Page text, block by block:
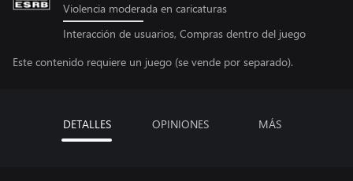
Violencia moderada en caricaturas
Interacción de usuarios, Compras dentro del juego
Este contenido requiere un juego (se vende por separado).
DETALLES OPINIONES MÁS